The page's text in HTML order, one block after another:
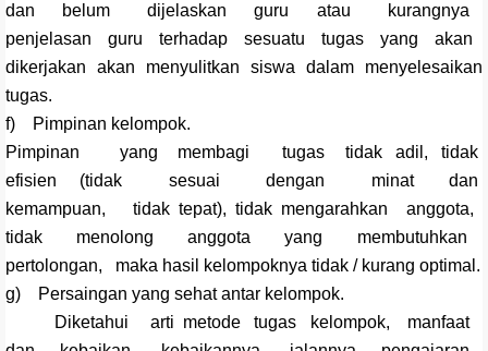
dan belum dijelaskan guru atau kurangnya
penjelasan guru terhadap sesuatu tugas yang akan
dikerjakan akan menyulitkan siswa dalam menyelesaikan
tugas.
f) Pimpinan kelompok.
Pimpinan yang membagi tugas tidak adil, tidak
efisien (tidak sesuai dengan minat dan
kemampuan, tidak tepat), tidak mengarahkan anggota,
tidak menolong anggota yang membutuhkan
pertolongan, maka hasil kelompoknya tidak / kurang optimal.
g) Persaingan yang sehat antar kelompok.
Diketahui arti metode tugas kelompok, manfaat